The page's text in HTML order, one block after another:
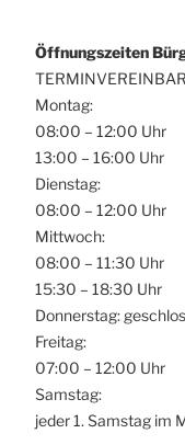
Öffnungszeiten
Montag:
08:00 – 12:00 Uhr
13:00 – 16:00 Uhr
Dienstag:
08:00 – 12:00 Uhr
Mittwoch:
08:00 – 11:30 Uhr
15:30 – 18:30 Uhr
Donnerstag:
Freitag:
07:00 – 12:00 Uhr
Samstag:
jeder 1. Samstag im